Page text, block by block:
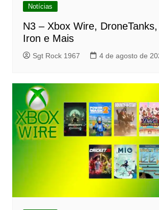
Notícias
N3 – Xbox Wire,
Iron e Mais
Sgt Rock 1967 4 de agosto de